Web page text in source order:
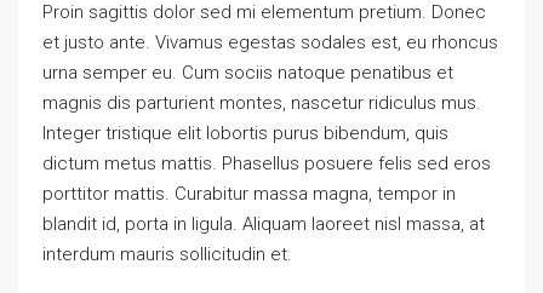
Proin sagittis dolor sed mi elementum pretium. Donec
et justo ante. Vivamus egestas sodales est, eu rhoncus
urna semper eu. Cum sociis natoque penatibus et
magnis dis parturient montes, nascetur ridiculus mus.
Integer tristique elit lobortis purus bibendum, quis
dictum metus mattis. Phasellus posuere felis sed eros
porttitor mattis. Curabitur massa magna, tempor in
blandit id, porta in ligula. Aliquam laoreet nisl massa, at
interdum mauris sollicitudin et.